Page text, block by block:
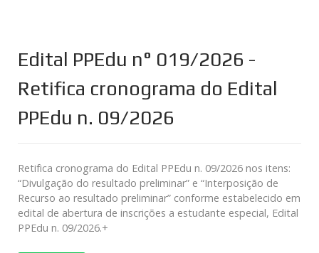
Edital PPEdu n° 019/2026 -
Retifica cronograma do Edital
PPEdu n. 09/2026
Retifica cronograma do Edital PPEdu n. 09/2026 nos itens:
“Divulgação do resultado preliminar” e “Interposição de
Recurso ao resultado preliminar” conforme estabelecido em
edital de abertura de inscrições a estudante especial, Edital
PPEdu n. 09/2026.+